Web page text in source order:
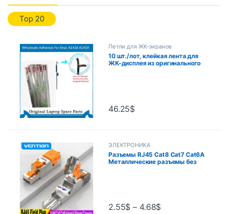
Top 20
Петли для ЖК-экранов
10 шт./лот, клейкая лента для
ЖК-дисплея из оригинального
46.25$
ЭЛЕКТРОНИКА
Разъемы RJ45 Cat8 Cat7 Cat6A
Металлические разъемы без
2.55$ – 4.68$